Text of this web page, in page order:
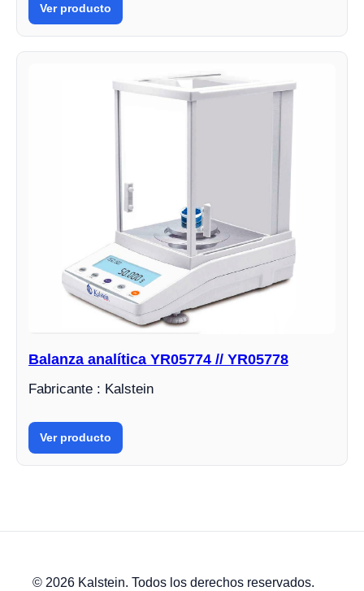
Ver producto
Balanza analítica YR05774 // YR05778
Fabricante : Kalstein
Ver producto
© 2026 Kalstein. Todos los derechos reservados.